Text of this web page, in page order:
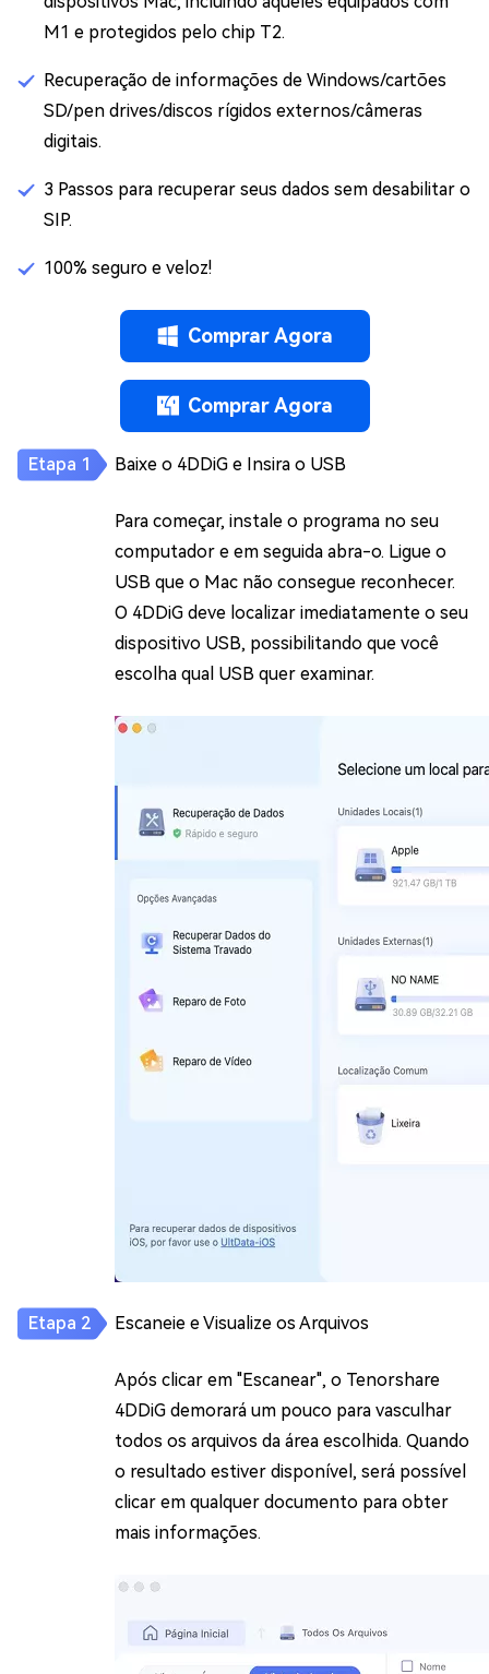
M1 e protegidos pelo chip T2.
Recuperação de informações de Windows/cartões
SD/pen drives/discos rígidos externos/câmeras
digitais.
3 Passos para recuperar seus dados sem desabilitar o
SIP.
100% seguro e veloz!
Comprar Agora
Comprar Agora
Baixe o 4DDiG e Insira o USB
Para começar, instale o programa no seu
computador e em seguida abra-o. Ligue o
USB que o Mac não consegue reconhecer.
O 4DDiG deve localizar imediatamente o seu
dispositivo USB, possibilitando que você
escolha qual USB quer examinar.
Escaneie e Visualize os Arquivos
Após clicar em "Escanear", o Tenorshare
4DDiG demorará um pouco para vasculhar
todos os arquivos da área escolhida. Quando
o resultado estiver disponível, será possível
clicar em qualquer documento para obter
mais informações.